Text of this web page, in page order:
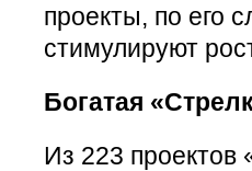
проекты, по его
стимулируют
Богатая
Из 223 проектов